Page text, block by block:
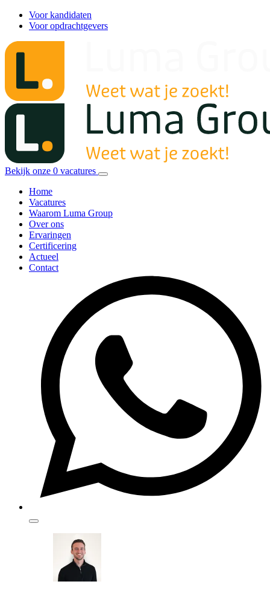
Voor kandidaten
Voor opdrachtgevers
Bekijk onze 0 vacatures
Home
Vacatures
Waarom Luma Group
Over ons
Ervaringen
Certificering
Actueel
Contact